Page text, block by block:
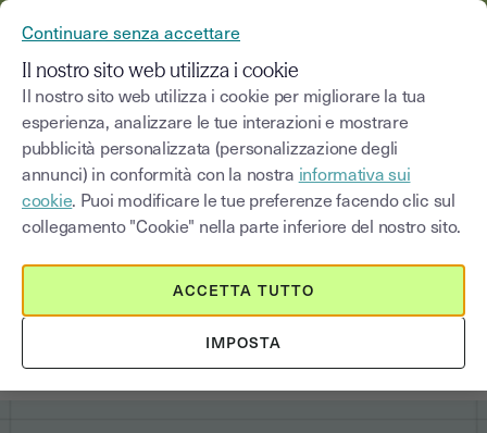
Blog
Seleziona una categoria Saisissez un terme
La blockchain per firme
elettroniche ancora più sicure
Continuare senza accettare
Il nostro sito web utilizza i cookie
Il nostro sito web utilizza i cookie per migliorare la tua
esperienza, analizzare le tue interazioni e mostrare
pubblicità personalizzata (personalizzazione degli
annunci) in conformità con la nostra informativa sui
cookie. Puoi modificare le tue preferenze facendo clic sul
collegamento "Cookie" nella parte inferiore del nostro sito.
IMPOSTA
ACCETTA TUTTO